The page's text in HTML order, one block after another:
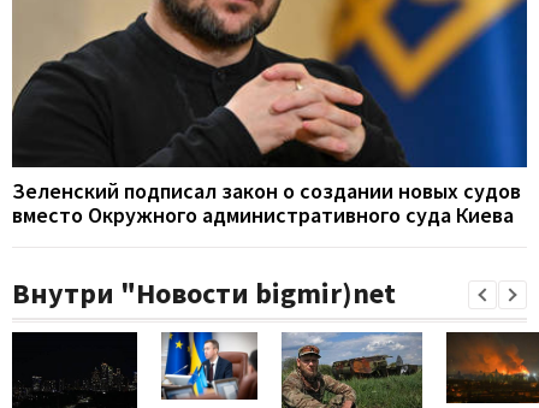
Зеленский подписал закон о создании новых судов
вместо Окружного административного суда Киева
Внутри "Новости bigmir)net